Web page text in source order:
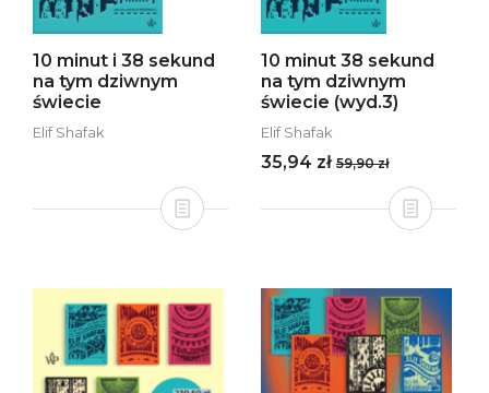
10 minut i 38 sekund
na tym dziwnym
świecie
Elif Shafak
10 minut 38 sekund
na tym dziwnym
świecie (wyd.3)
Elif Shafak
35,94 zł 59,90 zł